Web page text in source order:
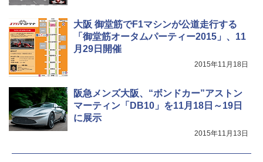
大阪 御堂筋でF1マシンが公道走行する
「御堂筋オータムパーティー2015」、11
月29日開催
2015年11月18日
阪急メンズ大阪、“ボンドカー”アストン
マーティン「DB10」を11月18日～19日
に展示
2015年11月13日